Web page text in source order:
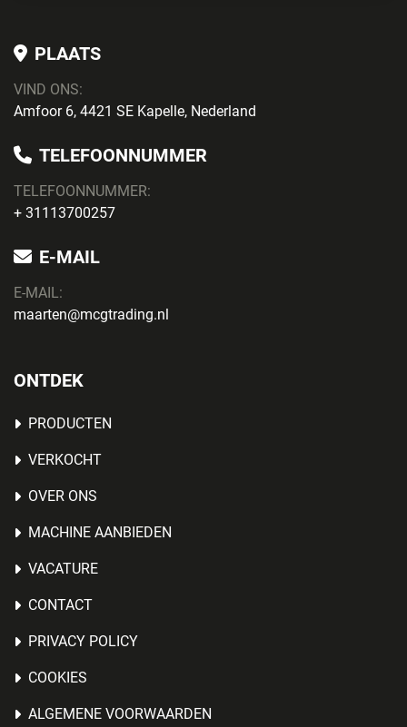
PLAATS
VIND ONS:
Amfoor 6, 4421 SE Kapelle, Nederland
TELEFOONNUMMER
TELEFOONNUMMER:
+ 31113700257
E-MAIL
E-MAIL:
maarten@mcgtrading.nl
ONTDEK
PRODUCTEN
VERKOCHT
OVER ONS
MACHINE AANBIEDEN
VACATURE
CONTACT
PRIVACY POLICY
COOKIES
ALGEMENE VOORWAARDEN